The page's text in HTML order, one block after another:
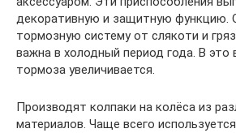
декоративную и защитную
тормозную систему от слякоти и
важна в холодный период года. В это
тормоза увеличивается.
Производят колпаки на колёса из
материалов. Чаще всего